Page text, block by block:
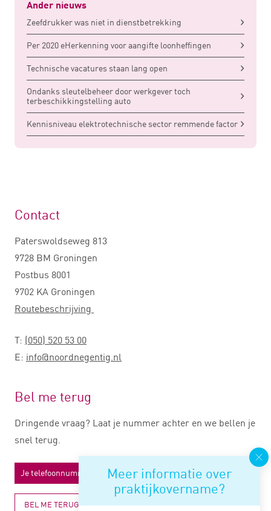
Ander nieuws
Zeefdrukker was niet in dienstbetrekking
Per 2020 eHerkenning voor aangifte loonheffingen
Technische vacatures staan lang open
Ondanks sleutelbeheer door werkgever toch
terbeschikkingstelling auto
Kennisniveau elektrotechnische sector remmende factor
Meer informatie over
praktijkovername?
Contact
Paterswoldseweg 813
9728 BM Groningen
Postbus 8001
9702 KA Groningen
Routebeschrijving
T: (050) 520 53 00
E: info@noordnegentig.nl
Bel me terug
Dringende vraag? Laat je nummer achter en we bellen je
snel terug.
BEL ME TERUG